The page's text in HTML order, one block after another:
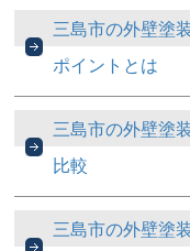
三島市の外壁塗
ポイントとは
三島市の外壁塗
比較
三島市の外壁塗